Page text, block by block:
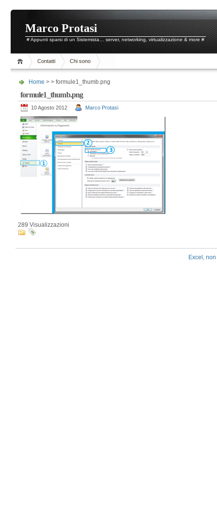
Marco Protasi
# Appunti sparsi di un Sistemista… server, networking, virtualizzazione & more #
Contatti Chi sono
Home > > formule1_thumb.png
formule1_thumb.png
10 Agosto 2012 Marco Protasi
289 Visualizzazioni
Excel,